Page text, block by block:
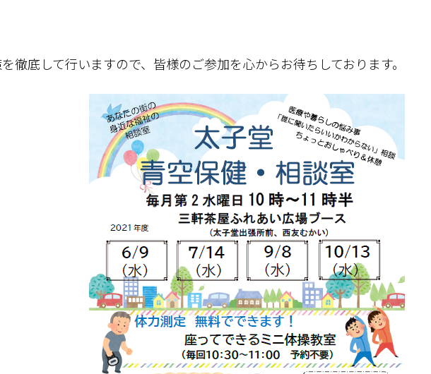
徹底して行いますので、皆様のご参加を心からお待ちしております。